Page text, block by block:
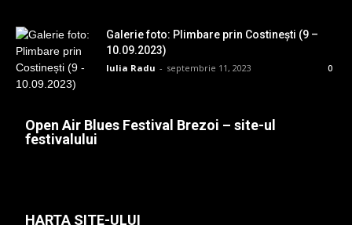
Galerie foto: Plimbare prin Costinești (9 –
10.09.2023)
Iulia Radu - septembrie 11, 2023 0
Open Air Blues Festival Brezoi – site-ul
festivalului
HARTA SITE-ULUI